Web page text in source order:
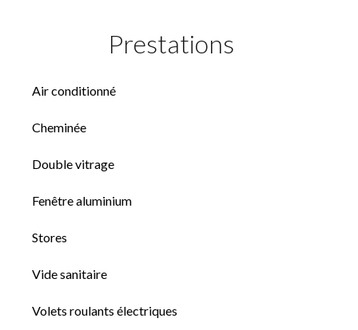
Prestations
Air conditionné
Cheminée
Double vitrage
Fenêtre aluminium
Stores
Vide sanitaire
Volets roulants électriques